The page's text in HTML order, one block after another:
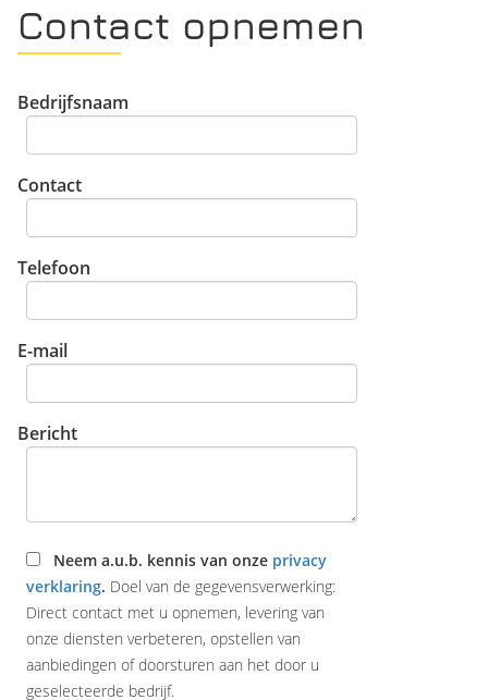
Contact opnemen
Bedrijfsnaam
Contact
Telefoon
E-mail
Bericht
Neem a.u.b. kennis van onze privacy
verklaring. Doel van de gegevensverwerking:
Direct contact met u opnemen, levering van
onze diensten verbeteren, opstellen van
aanbiedingen of doorsturen aan het door u
geselecteerde bedrijf.